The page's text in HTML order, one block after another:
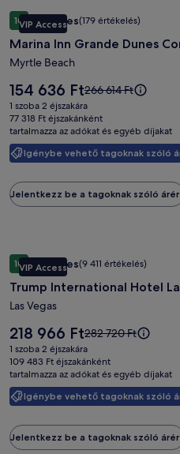
Marina
Inn
Grande
Dunes
Condos
&
Suites
képgalériája
VIP Access
1010 ennyiből: 9.4, Kivételes, (179
Kivételes(179 értékelés)
Marina Inn Grande Dunes
Myrtle Beach
Igénybe vehető tagoknak szóló
Az
ár
154 636 Ft
154 636 FtAz
ár
266 614 Ft
volt,
lásd
a
információkat
a
266 614 Ft
1 szoba 2 éjszakára
77 318 Ft éjszakánként
tartalmazza az adókat és egyéb díjakat
Marina Inn Grande Dunes
Jelentkezz be a tagoknak szóló
Trump
International
Hotel
Las
Vegas
képgalériája
VIP Access
1010 ennyiből: 9.4, Kivételes, (9 411
Kivételes(9 411 értékelés)
Trump International Hotel
Las Vegas
Igénybe vehető tagoknak szóló
Az
ár
218 966 Ft
218 966 FtAz
ár
282 720 Ft
volt,
lásd
a
információkat
a
282 720 Ft
1 szoba 2 éjszakára
109 483 Ft éjszakánként
tartalmazza az adókat és egyéb díjakat
Trump International Hotel Las
Jelentkezz be a tagoknak szóló